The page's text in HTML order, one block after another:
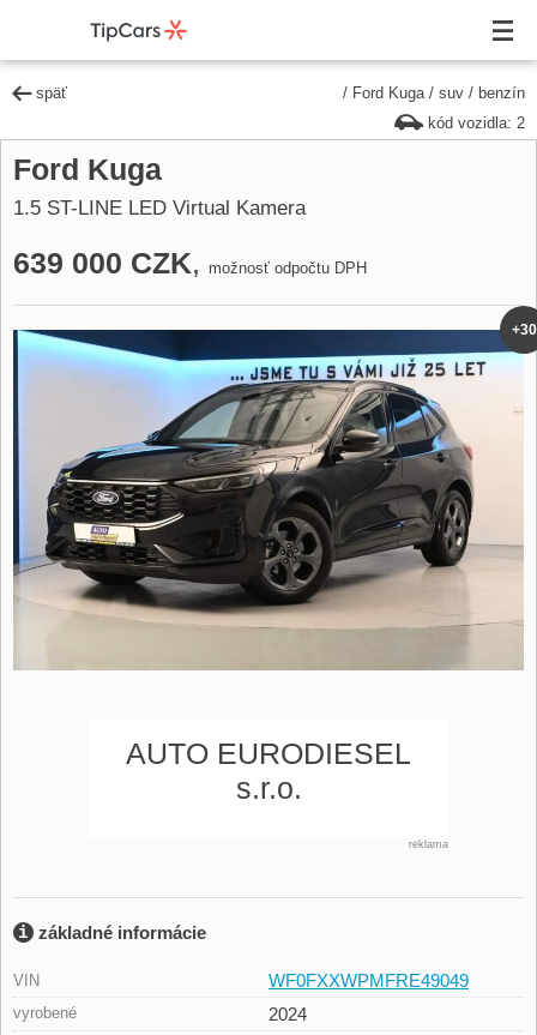
späť / Ford Kuga/ suv / benzín
kód vozidla: 2
Ford Kuga
1.5 ST-LINE LED Virtual Kamera
639 000 CZK, možnosť odpočtu DPH
+30
reklama
základné informácie
VIN WF0FXXWPMFRE49049
vyrobené 2024